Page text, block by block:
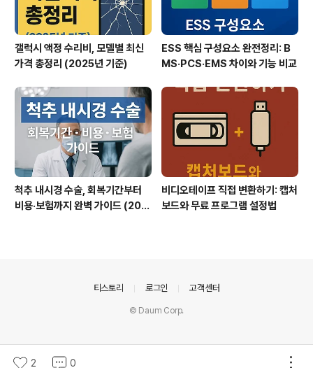
갤럭시 액정 수리비, 모델별 최신
가격 총정리 (2025년 기준)
ESS 핵심 구성요소 완전정리: B
MS·PCS·EMS 차이와 기능 비교
척추 내시경 수술, 회복기간부터
비용·보험까지 완벽 가이드 (202
비디오테이프 직접 변환하기: 캡처
보드와 무료 프로그램 설정법
2 0
티스토리 로그인 고객센터
© Daum Corp.